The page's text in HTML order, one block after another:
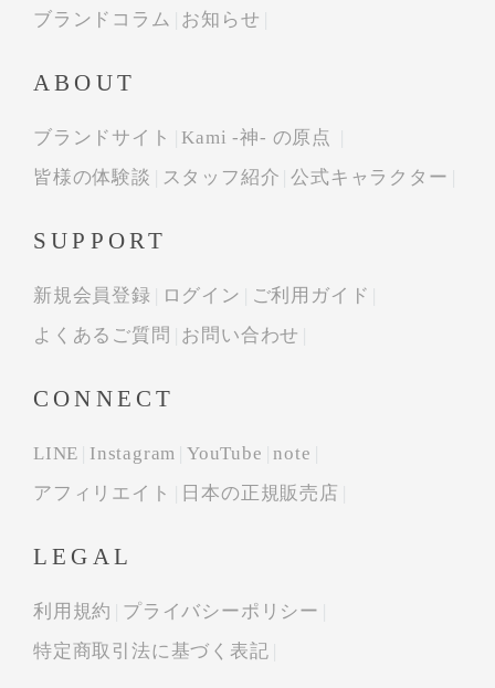
ブランドコラム
お知らせ
ABOUT
ブランドサイト
Kami -神- の原点
皆様の体験談
スタッフ紹介 公式キャラクター
SUPPORT
新規会員登録 ログイン
ご利用ガイド
よくあるご質問
お問い合わせ
CONNECT
LINE Instagram YouTube
note
アフィリエイト
日本の正規販売店
LEGAL
利用規約
プライバシーポリシー
特定商取引法に基づく表記